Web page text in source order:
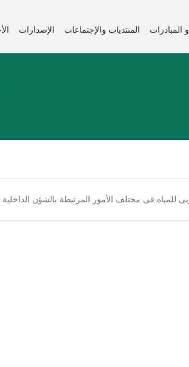
المبادرات المنتديات والإجتماعات الإصدارات
فى مختلف الأمور المرتبطة بالشؤن الداخلية